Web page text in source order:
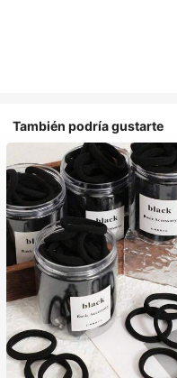
También podría gustarte